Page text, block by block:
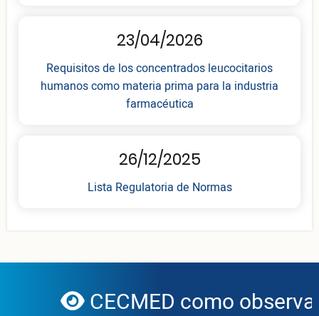
23/04/2026
Requisitos de los concentrados leucocitarios
humanos como materia prima para la industria
farmacéutica
26/12/2025
Lista Regulatoria de Normas
globe
CECMED como